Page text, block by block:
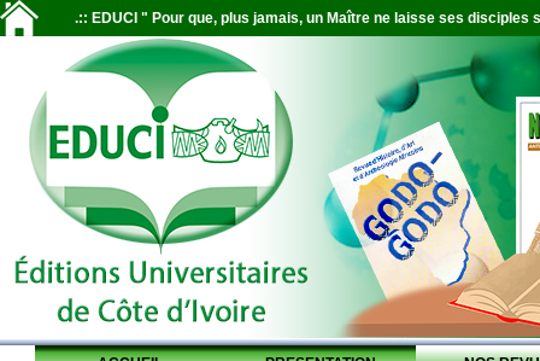
.:: EDUCI " Pour que, plus jamais, un Maître ne laisse ses disciples